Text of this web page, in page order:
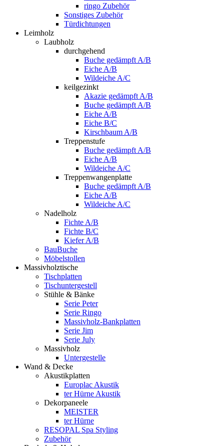
ringo Zubehör
Sonstiges Zubehör
Türdichtungen
Leimholz
Laubholz
durchgehend
Buche gedämpft A/B
Eiche A/B
Wildeiche A/C
keilgezinkt
Akazie gedämpft A/B
Buche gedämpft A/B
Eiche A/B
Eiche B/C
Kirschbaum A/B
Treppenstufe
Buche gedämpft A/B
Eiche A/B
Wildeiche A/C
Treppenwangenplatte
Buche gedämpft A/B
Eiche A/B
Wildeiche A/C
Nadelholz
Fichte A/B
Fichte B/C
Kiefer A/B
BauBuche
Möbelstollen
Massivholztische
Tischplatten
Tischuntergestell
Stühle & Bänke
Serie Peter
Serie Ringo
Massivholz-Bankplatten
Serie Jim
Serie July
Massivholz
Untergestelle
Wand & Decke
Akustikplatten
Europlac Akustik
ter Hürne Akustik
Dekorpaneele
MEISTER
ter Hürne
RESOPAL Spa Styling
Zubehör